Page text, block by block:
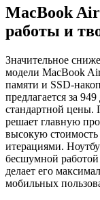
MacBook
работы и
Значительное
модели MacBook
памяти и SSD-
предлагается за
стандартной цены.
решает главную
высокую
итерациями.
бесшумной работой
делает его
мобильных